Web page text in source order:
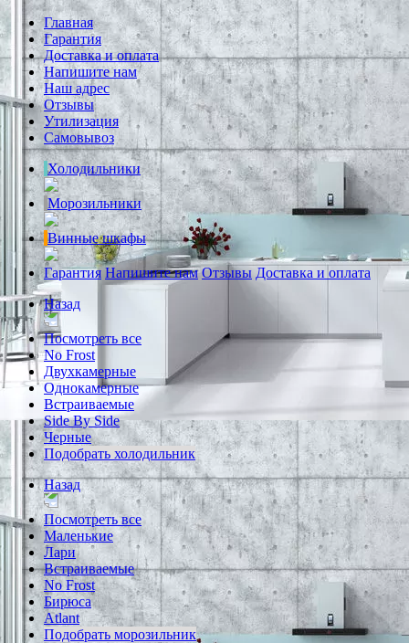
Главная
Гарантия
Доставка и оплата
Напишите нам
Наш адрес
Отзывы
Утилизация
Самовывоз
Холодильники
Морозильники
Винные шкафы
Гарантия Напишите нам Отзывы Доставка и оплата
Назад
Посмотреть все
No Frost
Двухкамерные
Однокамерные
Встраиваемые
Side By Side
Черные
Подобрать холодильник
Назад
Посмотреть все
Маленькие
Лари
Встраиваемые
No Frost
Бирюса
Atlant
Подобрать морозильник